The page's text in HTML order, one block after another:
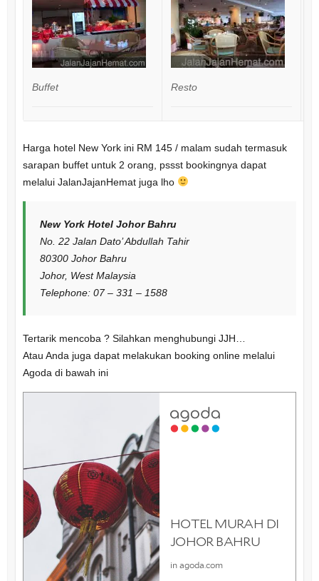
Buffet Resto
Harga hotel New York ini RM 145 / malam sudah termasuk
sarapan buffet untuk 2 orang, pssst bookingnya dapat
melalui JalanJajanHemat juga lho
New York Hotel Johor Bahru
No. 22 Jalan Dato’ Abdullah Tahir
80300 Johor Bahru
Johor, West Malaysia
Telephone: 07 – 331 – 1588
Tertarik mencoba ? Silahkan menghubungi JJH…
Atau Anda juga dapat melakukan booking online melalui
Agoda di bawah ini